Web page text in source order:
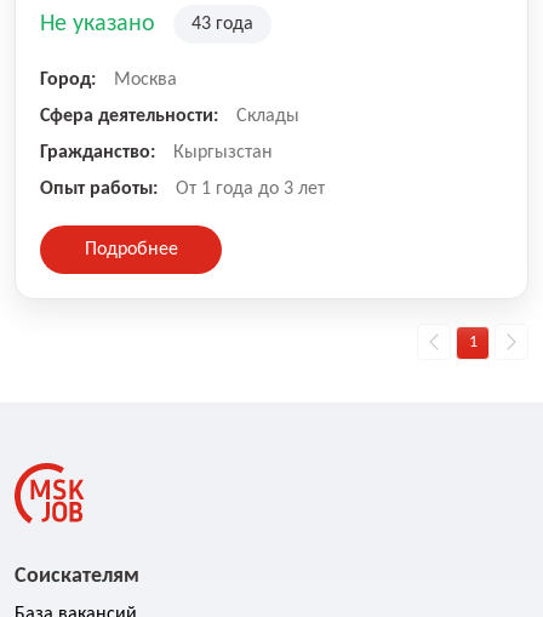
Не указано 43 года
Город:
Москва
Сфера деятельности:
Склады
Гражданство:
Кыргызстан
Опыт работы:
От 1 года до 3 лет
Подробнее
1
Соискателям